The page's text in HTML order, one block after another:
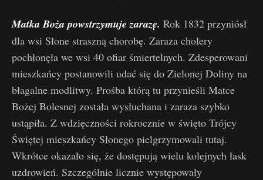
Matka Boża powstrzymuje zarazę. Rok 1832 przyniósł
dla wsi Słone straszną chorobę. Zaraza cholery
pochłonęła we wsi 40 ofiar śmiertelnych. Zdesperowani
mieszkańcy postanowili udać się do Zielonej Doliny na
błagalne modlitwy. Prośba którą tu przynieśli Matce
Bożej Bolesnej została wysłuchana i zaraza szybko
ustąpiła. Z wdzięczności rokrocznie w święto Trójcy
Świętej mieszkańcy Słonego pielgrzymowali tutaj.
Wkrótce okazało się, że dostępują wielu kolejnych łask
uzdrowień. Szczególnie licznie występowały